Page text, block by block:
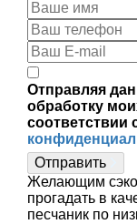
Отправляя
обработку
соответствии
Отправить
Желающим
прогадать в
песчаник по